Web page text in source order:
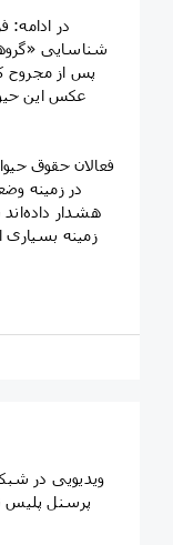
‏در ادامه:
شناسایی
پس از مجروح
عکس این
‏فعالان حقوق
در زمینه
هشدار داده‌اند
زمینه
ویدیویی در
پرسنل پلیس